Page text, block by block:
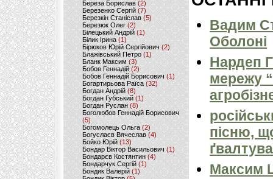
Береза Борислав(2)
Березенко Сергій (7)
Березкін Станіслав (5)
Березюк Олег(2)
Білецький Андрій (1)
Білик Ірина (1)
Бірюков Юрій Сергійович (2)
Блажівський Петро (1)
Бланк Максим(3)
Бобов Геннадій (2)
Бобов Геннадій Борисович (1)
Богартирьова Раїса (32)
Богдан Андрій(8)
Богдан Губський (1)
Богдан Руслан(8)
Боголюбов Геннадій Борисович
(5)
Богомолець Ольга (2)
Богуслаєв Вячеслав (4)
Бойко Юрій (13)
Бондар Віктор Васильович (1)
Бондарєв Костянтин (4)
Бондарчук Сергій(1)
Бондик Валерій (1)
Вадим
Оболоні
Нардеп
мережу
пісню,
Максим